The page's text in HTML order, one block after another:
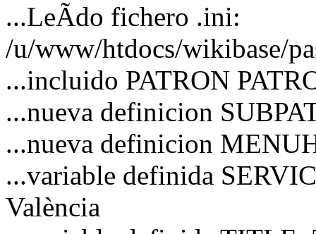
...LeÃ­do fichero .ini:
/u/www/htdocs/wikibase/
...incluido PATRON
...nueva definicion
...nueva definicion
...variable definida
València